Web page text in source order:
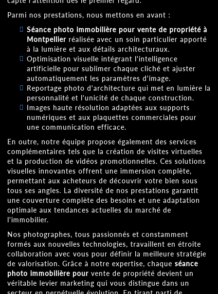
Parmi nos prestations, nous mettons en avant :
Séance photo immobilière pour vente de propriété à
Montpellier réalisée avec un soin particulier apporté
à la lumière et aux détails architecturaux.
Optimisation visuelle intégrant l'intelligence
artificielle pour sublimer chaque cliché et ajuster
automatiquement les paramètres d'image.
Reportage photo d'architecture qui met en lumière la
personnalité et l'unicité de chaque construction.
Images haute résolution adaptées aux supports
numériques et aux plaquettes commerciales pour
une communication efficace.
En outre, notre équipe propose également des services
complémentaires tels que la création de visites virtuelles
et la production de vidéos promotionnelles. Ces solutions
visuelles innovantes offrent une immersion complète,
permettant aux acheteurs de découvrir votre bien sous
tous ses angles. La diversité de nos prestations garantit
une couverture complète des besoins et une adaptation
optimale aux tendances actuelles du marché de
l'immobilier.
Nos photographes, tous passionnés et constamment
formés aux nouvelles technologies, travaillent en étroite
collaboration avec vous pour définir la meilleure stratégie
de valorisation. Grâce à notre expertise, chaque séance
photo immobilière pour vente de propriété devient un
véritable levier marketing qui vous distingue dans un